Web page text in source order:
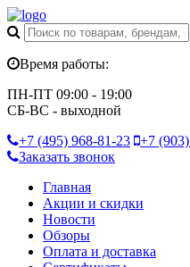
Время работы:
ПН-ПТ 09:00 - 19:00
СБ-ВС - выходной
+7 (495) 968-81-23 +7 (903)
Заказать звонок
Главная
Акции и скидки
Новости
Обзоры
Оплата и доставка